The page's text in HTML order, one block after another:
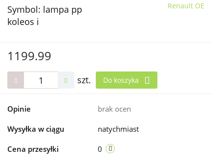
Symbol: lampa pp
koleos i
Renault OE
1199.99
szt. Do koszyka
Opinie brak ocen
Wysyłka w ciągu natychmiast
Cena przesyłki 0